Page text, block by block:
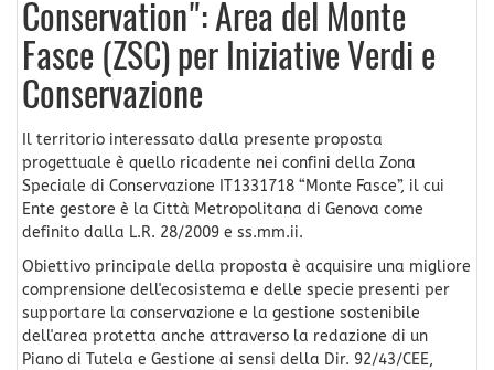
Conservation": Area del Monte
Fasce (ZSC) per Iniziative Verdi e
Conservazione
Il territorio interessato dalla presente proposta
progettuale è quello ricadente nei confini della Zona
Speciale di Conservazione IT1331718 “Monte Fasce”, il cui
Ente gestore è la Città Metropolitana di Genova come
definito dalla L.R. 28/2009 e ss.mm.ii.
Obiettivo principale della proposta è acquisire una migliore
comprensione dell'ecosistema e delle specie presenti per
supportare la conservazione e la gestione sostenibile
dell'area protetta anche attraverso la redazione di un
Piano di Tutela e Gestione ai sensi della Dir. 92/43/CEE,